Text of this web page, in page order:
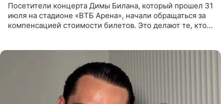
Посетители концерта Димы Билана, который прошел 31
июля на стадионе «ВТБ Арена», начали обращаться за
компенсацией стоимости билетов. Это делают те, кто